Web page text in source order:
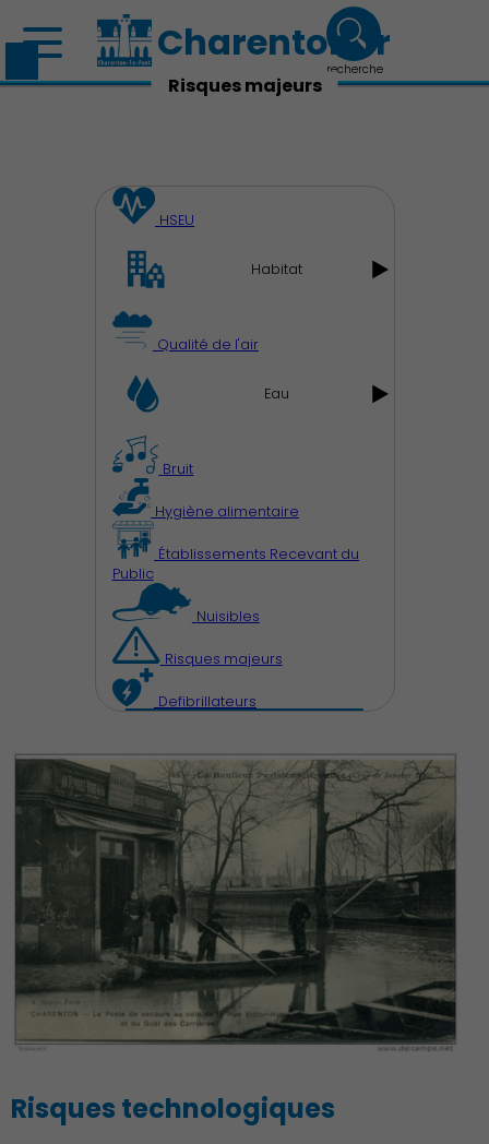
Découvrir Charenton
Démocratie locale
Charenton.fr
recherche
Risques majeurs
HSEU
Habitat
Qualité de l'air
Eau
Bruit
Hygiène alimentaire
Établissements Recevant du
Public
Nuisibles
Risques majeurs
Defibrillateurs
Risques technologiques